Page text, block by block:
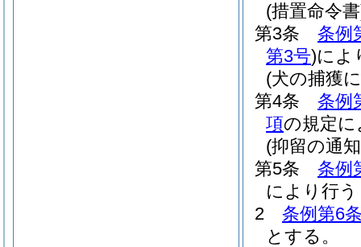
(措置命令
第3条
条例
第3号)によ
(犬の捕獲
第4条
条例
項の規定
(抑留の通
第5条
条例
により行
2
条例第6
とする。